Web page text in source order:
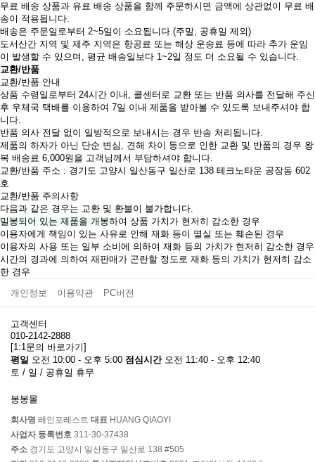
무료 배송 상품과 유료 배송 상품을 함께 주문하시면 금액에 상관없이 무료 배
송이 적용됩니다.
배송은 주문일로부터 2~5일이 소요됩니다.(주말, 공휴일 제외)
도서산간 지역 및 제주 지역은 항공료 또는 해상 운송료 등에 따라 추가 운임
이 발생할 수 있으며, 평균 배송일보다 1~2일 정도 더 소요될 수 있습니다.
교환/반품
교환/반품 안내
상품 수령일로부터 24시간 이내, 콜센터로 교환 또는 반품 의사를 전달해 주신
후 우체국 택배를 이용하여 7일 이내 제품을 받아볼 수 있도록 보내주셔야 합
니다.
반품 의사 전달 없이 일방적으로 보내시는 경우 반송 처리됩니다.
제품의 하자가 아닌 단순 변심, 견해 차이 등으로 인한 교환 및 반품의 경우 왕
복 배송료 6,000원을 고객님께서 부담하셔야 합니다.
교환/반품 주소 : 경기도 고양시 일산동구 일산로 138 테크노타운 공장동 602
호
교환/반품 주의사항
다음과 같은 경우는 교환 및 환불이 불가합니다.
밀봉되어 있는 제품을 개봉하여 상품 가치가 현저히 감소한 경우
이용자에게 책임이 있는 사유로 인해 재화 등이 멸실 또는 훼손된 경우
이용자의 사용 또는 일부 소비에 의하여 재화 등의 가치가 현저히 감소한 경우
시간의 경과에 의하여 재판매가 곤란할 정도로 재화 등의 가치가 현저히 감소
한 경우
개인정보
이용약관 PC버전
고객센터
010-2142-2888
[1:1문의 바로가기]
평일 오전 10:00 - 오후 5:00 점심시간오전 11:40 - 오후 12:40
토 / 일 / 공휴일 휴무
봉봉몰
회사명 레인포레스트 대표 HUANG QIAOYI
사업자 등록번호 311-30-37438
주소 경기도 고양시 일산동구 일산로 138 #505